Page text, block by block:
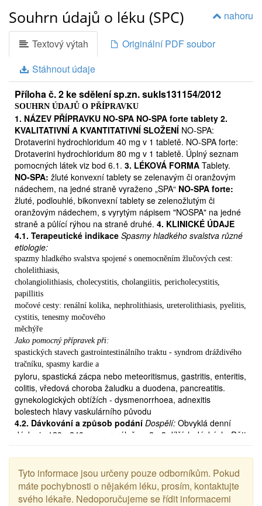
nahoru
Souhrn údajů o léku (SPC)
Textový výtah
Originální PDF soubor
Stáhnout údaje
Příloha č. 2 ke sdělení sp.zn. sukls131154/2012
SOUHRN ÚDAJŮ O PŘÍPRAVKU
1. NÁZEV PŘÍPRAVKU NO-SPA NO-SPA forte tablety 2.
KVALITATIVNÍ A KVANTITATIVNÍ SLOŽENÍ NO-SPA:
Drotaverini hydrochloridum 40 mg v 1 tabletě. NO-SPA forte:
Drotaverini hydrochloridum 80 mg v 1 tabletě. Úplný seznam
pomocných látek viz bod 6.1. 3. LÉKOVÁ FORMA Tablety.
NO-SPA: žluté konvexní tablety se zelenavým či oranžovým
nádechem, na jedné straně vyraženo „SPA“ NO-SPA forte:
žluté, podlouhlé, bikonvexní tablety se zelenožlutým či
oranžovým nádechem, s vyrytým nápisem "NOSPA" na jedné
straně a půlící rýhou na straně druhé. 4. KLINICKÉ ÚDAJE
4.1. Terapeutické indikace Spasmy hladkého svalstva různé
etiologie:
spazmy hladkého svalstva spojené s onemocněním žlučových cest:
cholelithiasis,
cholangiolithiasis, cholecystitis, cholangiitis, pericholecystitis,
papillitis
močové cesty: renální kolika, nephrolithiasis, ureterolithiasis, pyelitis,
cystitis, tenesmy močového
měchýře
Jako pomocný přípravek při:
spastických stavech gastrointestinálního traktu - syndrom dráždivého
tračníku, spasmy kardie a
pyloru, spastická zácpa nebo meteoritismus, gastritis, enteritis,
colitis, vředová choroba žaludku a duodena, pancreatitis.
gynekologických obtížích - dysmenorrhoea, adnexitis
bolestech hlavy vaskulárního původu
4.2. Dávkování a způsob podání Dospělí: Obvyklá denní
dávka je 120 - 240 mg perorálně ve 2 - 3 dílčích dávkách. Děti:
studiích.4.3. Kontraindikace
přecitlivělost na léčivou látku nebo některou z pomocných látek
těžká jaterní nebo ledvinová nedostatečnost těžká srdeční
nedostatečnost (syndrom nízkého srdečního výdeje)
Tyto informace jsou určeny pouze odborníkům. Pokud
máte pochybnosti o nějakém léku, prosím, kontaktujte
svého lékaře. Nedoporučujeme se řídit informacemi